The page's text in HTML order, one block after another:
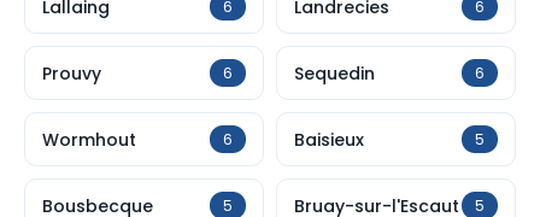
Lallaing 6 Landrecies 6
Prouvy 6 Sequedin 6
Wormhout 6 Baisieux 5
Bousbecque 5 Bruay-sur-l'Escaut 5